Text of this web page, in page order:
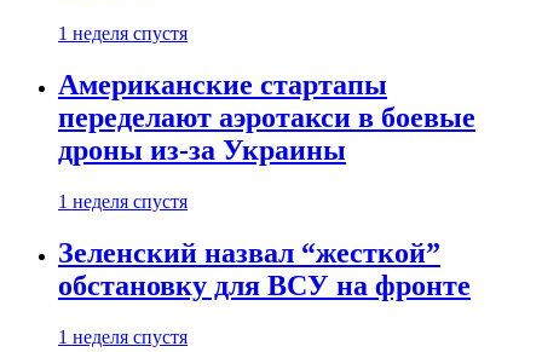
1 неделя спустя
Американские стартапы
переделают аэротакси в боевые
дроны из-за Украины
1 неделя спустя
Зеленский назвал “жесткой”
обстановку для ВСУ на фронте
1 неделя спустя